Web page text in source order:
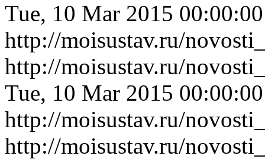
Tue, 10 Mar 2015
http://moisustav.ru/
http://moisustav.ru/
Tue, 10 Mar 2015
http://moisustav.ru/
http://moisustav.ru/